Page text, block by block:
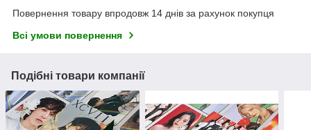
Повернення товару впродовж 14 днів за рахунок покупця
Всі умови повернення
Подібні товари компанії